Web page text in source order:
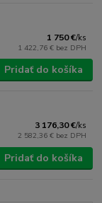
1 750 €/ks
1 422,76 € bez DPH
Pridať do košíka
3 176,30 €/ks
2 582,36 € bez DPH
Pridať do košíka